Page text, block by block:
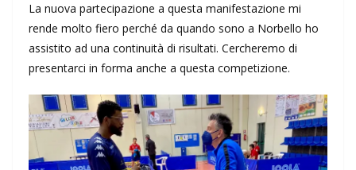
La nuova partecipazione a questa manifestazione mi
rende molto fiero perché da quando sono a Norbello ho
assistito ad una continuità di risultati. Cercheremo di
presentarci in forma anche a questa competizione.